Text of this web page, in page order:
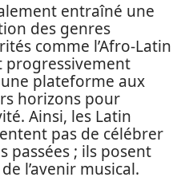
entraîné une
des genres
comme l’Afro-Latin
progressivement
plateforme aux
horizons pour
Ainsi, les Latin
pas de célébrer
passées ; ils posent
l’avenir musical.